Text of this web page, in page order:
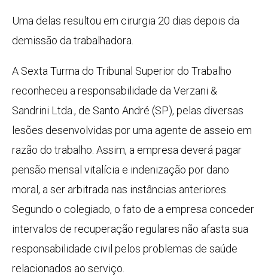
Uma delas resultou em cirurgia 20 dias depois da
demissão da trabalhadora.
A Sexta Turma do Tribunal Superior do Trabalho
reconheceu a responsabilidade da Verzani &
Sandrini Ltda., de Santo André (SP), pelas diversas
lesões desenvolvidas por uma agente de asseio em
razão do trabalho. Assim, a empresa deverá pagar
pensão mensal vitalícia e indenização por dano
moral, a ser arbitrada nas instâncias anteriores.
Segundo o colegiado, o fato de a empresa conceder
intervalos de recuperação regulares não afasta sua
responsabilidade civil pelos problemas de saúde
relacionados ao serviço.